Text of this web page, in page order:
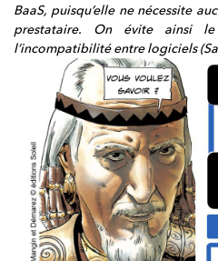
BaaS, puisqu’elle ne nécessite
prestataire. On évite ainsi
l’incompatibilité entre logiciels